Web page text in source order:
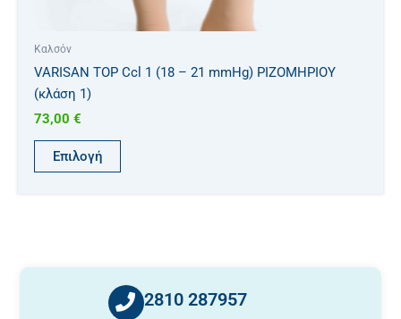
Καλσόν
VARISAN TOP Ccl 1 (18 – 21 mmHg) ΡΙΖΟΜΗΡΙΟΥ
(κλάση 1)
73,00 €
Επιλογή
2810 287957